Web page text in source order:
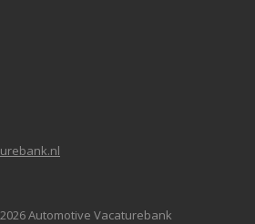
Automotive Vacaturebank